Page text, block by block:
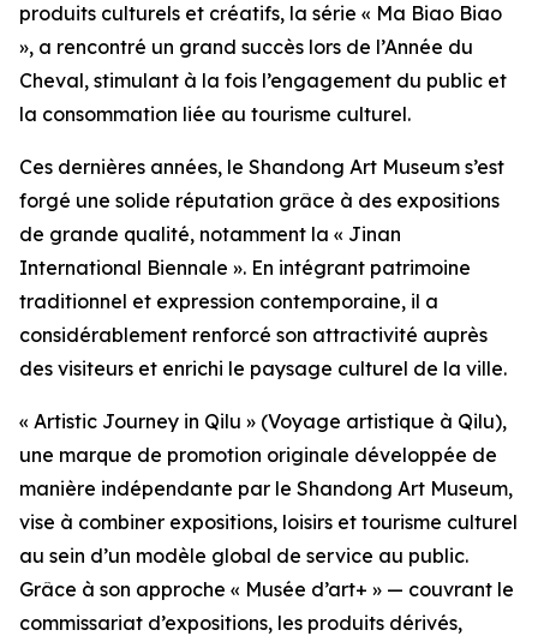
produits culturels et créatifs, la série « Ma Biao Biao
», a rencontré un grand succès lors de l’Année du
Cheval, stimulant à la fois l’engagement du public et
la consommation liée au tourisme culturel.
Ces dernières années, le Shandong Art Museum s’est
forgé une solide réputation grâce à des expositions
de grande qualité, notamment la « Jinan
International Biennale ». En intégrant patrimoine
traditionnel et expression contemporaine, il a
considérablement renforcé son attractivité auprès
des visiteurs et enrichi le paysage culturel de la ville.
« Artistic Journey in Qilu » (Voyage artistique à Qilu),
une marque de promotion originale développée de
manière indépendante par le Shandong Art Museum,
vise à combiner expositions, loisirs et tourisme culturel
au sein d’un modèle global de service au public.
Grâce à son approche « Musée d’art+ » — couvrant le
commissariat d’expositions, les produits dérivés,